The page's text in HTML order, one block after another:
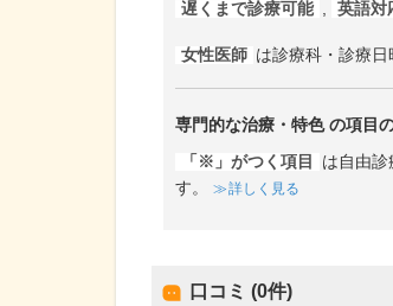
遅くまで診療可能 英語対
女性医師 は診療科・診療
専門的な治療・特色の項目の
「※」がつく項目
は自由
す。
詳しく見る
口コミ (0件)